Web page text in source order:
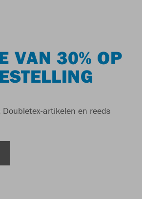
VAN 30% OP
artikelen en reeds